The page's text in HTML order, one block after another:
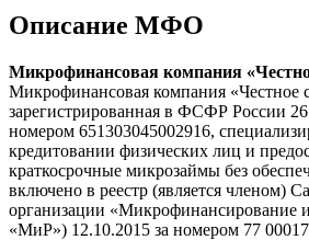
Описание МФО
Микрофинансовая компания
Микрофинансовая компания «Честное
зарегистрированная в ФСФР России 26
номером 651303045002916,
кредитовании физических лиц и
краткосрочные микрозаймы без
включено в реестр (является членом)
организации «Микрофинансирование
«МиР») 12.10.2015 за номером 77